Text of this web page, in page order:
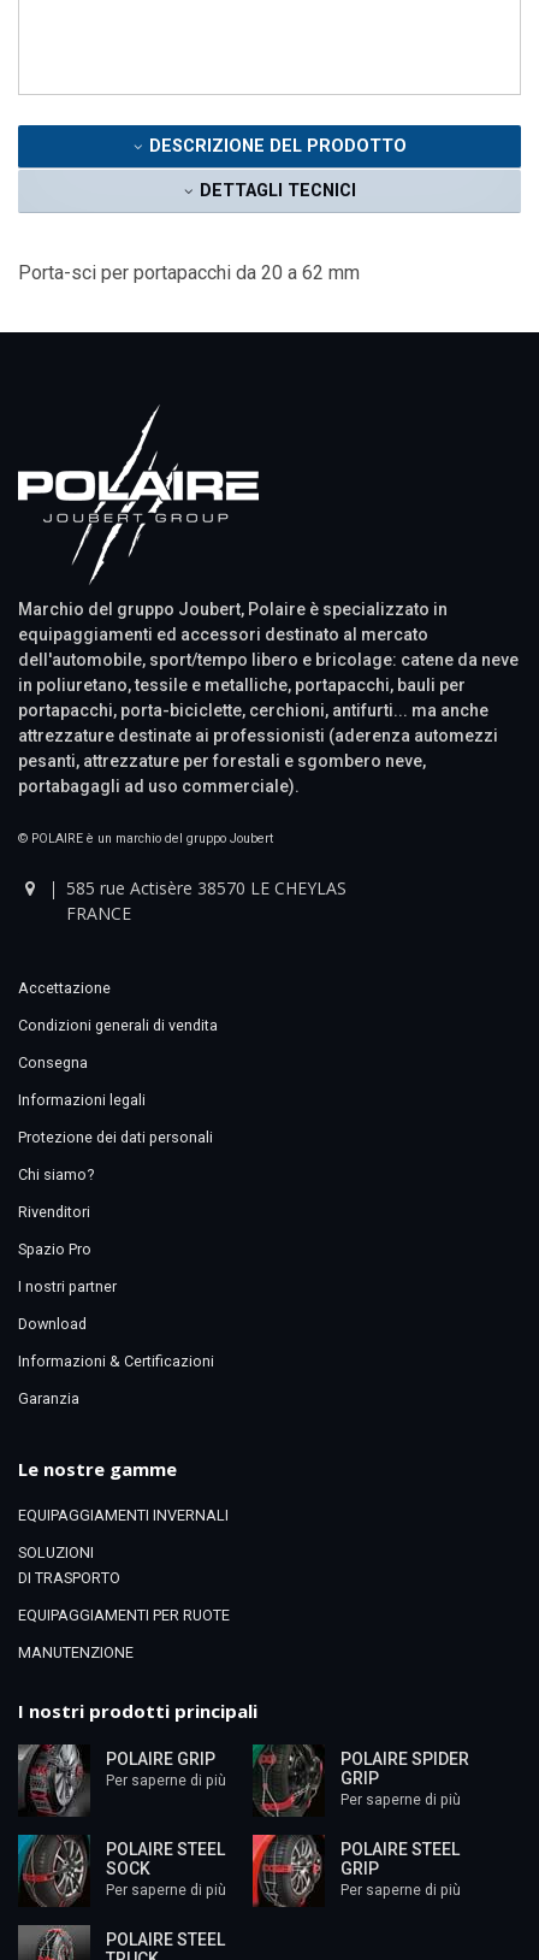
DESCRIZIONE DEL PRODOTTO
DETTAGLI TECNICI
Porta-sci per portapacchi da 20 a 62 mm
Marchio del gruppo Joubert, Polaire è specializzato in
equipaggiamenti ed accessori destinato al mercato
dell'automobile, sport/tempo libero e bricolage: catene da neve
in poliuretano, tessile e metalliche, portapacchi, bauli per
portapacchi, porta-biciclette, cerchioni, antifurti... ma anche
attrezzature destinate ai professionisti (aderenza automezzi
pesanti, attrezzature per forestali e sgombero neve,
portabagagli ad uso commerciale).
© POLAIRE è un marchio del gruppo Joubert
585 rue Actisère 38570 LE CHEYLAS
FRANCE
Accettazione
Condizioni generali di vendita
Consegna
Informazioni legali
Protezione dei dati personali
Chi siamo?
Rivenditori
Spazio Pro
I nostri partner
Download
Informazioni & Certificazioni
Garanzia
Le nostre gamme
EQUIPAGGIAMENTI INVERNALI
SOLUZIONI
DI TRASPORTO
EQUIPAGGIAMENTI PER RUOTE
MANUTENZIONE
I nostri prodotti principali
POLAIRE GRIP
Per saperne di più
POLAIRE SPIDER
GRIP
Per saperne di più
POLAIRE STEEL
SOCK
Per saperne di più
POLAIRE STEEL
GRIP
Per saperne di più
POLAIRE STEEL